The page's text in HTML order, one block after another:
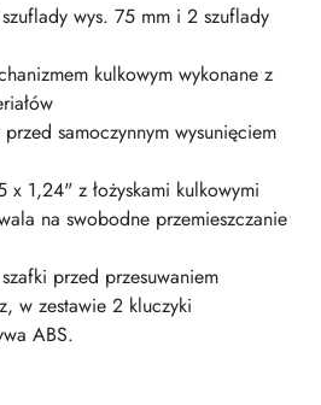
wys. 75 mm i 2 szuflady
kulkowym wykonane z
samoczynnym wysunięciem
x 1,24" z łożyskami kulkowymi
na swobodne przemieszczanie
przed przesuwaniem
w zestawie 2 kluczyki
ABS.